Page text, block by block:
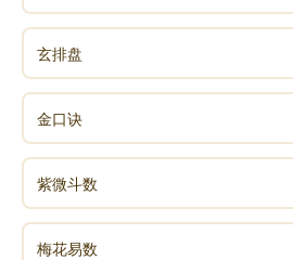
开生坟：指开造坟墓的破土动
开柱眼：指作柱木之事
造车器：造舟船；制造水陆
平治道涂：指铺平道路等工
玄排盘
金口诀
紫微斗数
梅花易数